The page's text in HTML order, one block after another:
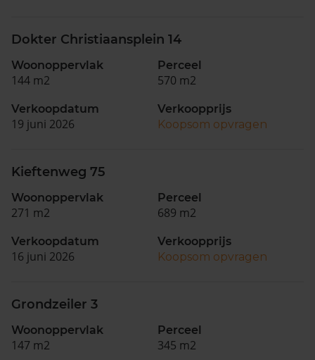
Dokter Christiaansplein 14
Woonoppervlak
144 m2
Perceel
570 m2
Verkoopdatum
19 juni 2026
Verkoopprijs
Koopsom opvragen
Kieftenweg 75
Woonoppervlak
271 m2
Perceel
689 m2
Verkoopdatum
16 juni 2026
Verkoopprijs
Koopsom opvragen
Grondzeiler 3
Woonoppervlak
147 m2
Perceel
345 m2